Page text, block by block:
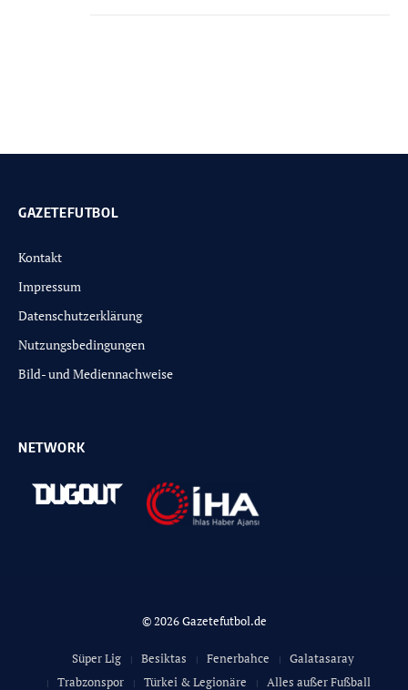
GAZETEFUTBOL
Kontakt
Impressum
Datenschutzerklärung
Nutzungsbedingungen
Bild- und Mediennachweise
NETWORK
© 2026 Gazetefutbol.de
Süper Lig Besiktas Fenerbahce
Galatasaray
Trabzonspor
Türkei & Legionäre Alles außer Fußball